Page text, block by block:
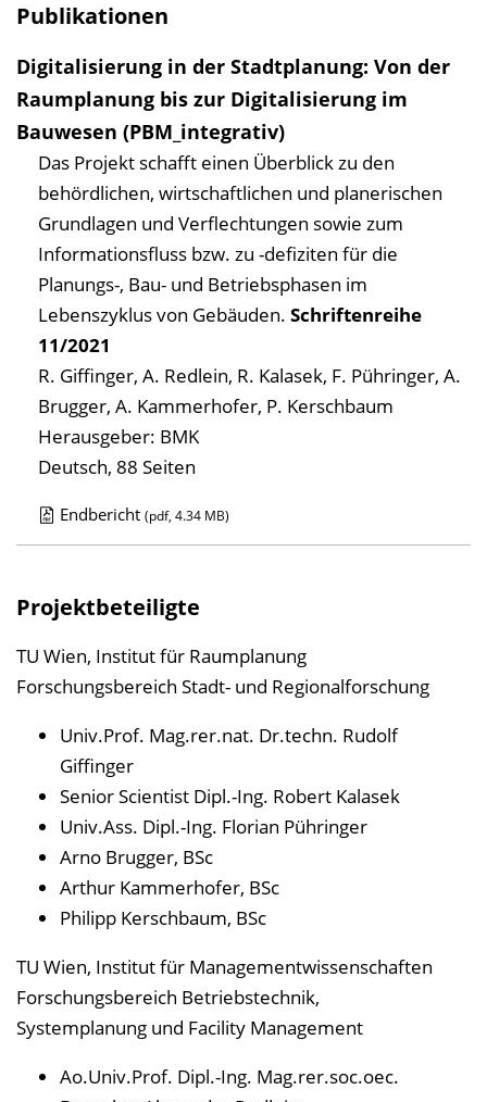
Publikationen
Digitalisierung in der Stadtplanung: Von der
Raumplanung bis zur Digitalisierung im
Bauwesen (PBM_integrativ)
Das Projekt schafft einen Überblick zu den
behördlichen, wirtschaftlichen und planerischen
Grundlagen und Verflechtungen sowie zum
Informationsfluss bzw. zu -defiziten für die
Planungs-, Bau- und Betriebsphasen im
Lebenszyklus von Gebäuden. Schriftenreihe
11/2021
R. Giffinger, A. Redlein, R. Kalasek, F. Pühringer, A.
Brugger, A. Kammerhofer, P. Kerschbaum
Herausgeber: BMK
Deutsch, 88 Seiten
D
w
o
b
l
i
a
Endbericht (pdf, 4.34 MB)
Projektbeteiligte
TU Wien, Institut für Raumplanung
Forschungsbereich Stadt- und Regionalforschung
Univ.Prof. Mag.rer.nat. Dr.techn. Rudolf
Giffinger
Senior Scientist Dipl.-Ing. Robert Kalasek
Univ.Ass. Dipl.-Ing. Florian Pühringer
Arno Brugger, BSc
Arthur Kammerhofer, BSc
Philipp Kerschbaum, BSc
TU Wien, Institut für Managementwissenschaften
Forschungsbereich Betriebstechnik,
Systemplanung und Facility Management
Ao.Univ.Prof. Dipl.-Ing. Mag.rer.soc.oec.